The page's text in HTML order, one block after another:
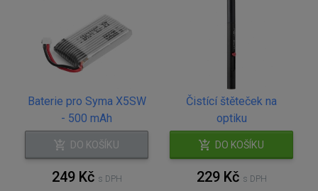
Baterie pro Syma X5SW
- 500 mAh
DO KOŠÍKU
249 Kč s DPH
Čistící štěteček na
optiku
DO KOŠÍKU
229 Kč s DPH